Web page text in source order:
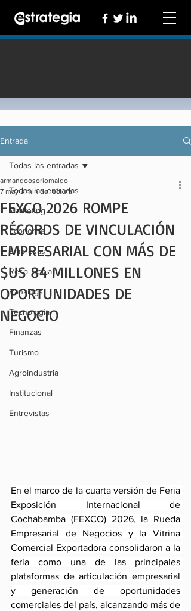
Entrada
Todas las entradas
Marketing
Economía
Empresas
Resp. Social
Rankings
Tecnología
Finanzas
Turismo
Agroindustria
Institucional
Entrevistas
Todas las entradas
FEXCO 2026 ROMPE
RÉCORDS DE VINCULACIÓN
EMPRESARIAL CON MÁS DE
$US 84 MILLONES EN
OPORTUNIDADES DE
NEGOCIO
armandoosoriomaldo
7 may 3 min de lectura
En el marco de la cuarta versión de Feria
Exposición Internacional de
Cochabamba (FEXCO) 2026, la Rueda
Empresarial de Negocios y la Vitrina
Comercial Exportadora consolidaron a la
feria como una de las principales
plataformas de articulación empresarial
y generación de oportunidades
comerciales del país, alcanzando más de